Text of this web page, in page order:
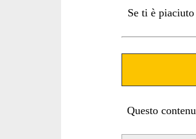
Se ti è
Questo